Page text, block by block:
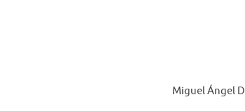
Miguel Ángel